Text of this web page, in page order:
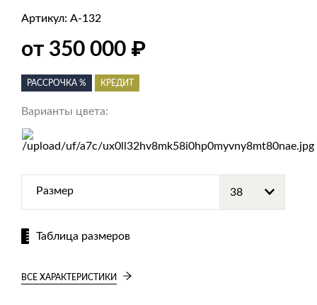
Артикул: А-132
от 350 000 ₽
РАССРОЧКА % КРЕДИТ
Варианты цвета:
Размер
Таблица размеров
ВСЕ ХАРАКТЕРИСТИКИ